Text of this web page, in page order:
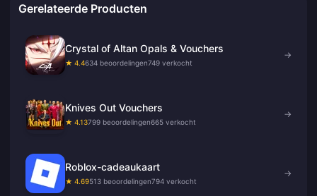
Gerelateerde Producten
Crystal of Altan Opals & Vouchers
★ 4.4634 beoordelingen749 verkocht
→
Knives Out Vouchers
★ 4.13799 beoordelingen665 verkocht
→
Roblox-cadeaukaart
★ 4.69513 beoordelingen794 verkocht
→